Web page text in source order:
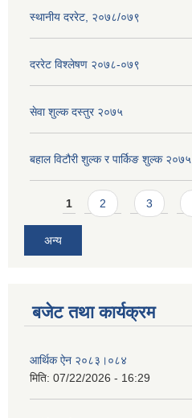
स्थानीय दररेट, २०७८/०७९
दररेट विश्लेषण २०७८-०७९
सेवा शुल्क दस्तुर २०७५
बहाल विटौरी शुल्क र पार्किङ शुल्क २०७५
Pages
1 2 3
अन्य
बजेट तथा कार्यक्रम
आर्थिक ऐन २०८३।०८४
मिति: 07/22/2026 - 16:29